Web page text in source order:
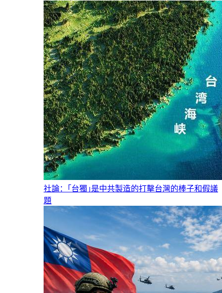
社論：｢台獨｣是中共製造的打擊台灣的棒子和假議
題